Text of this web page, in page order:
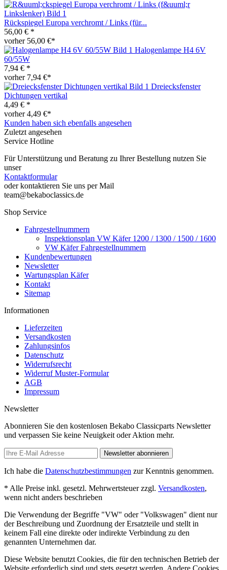
Rückspiegel Europa verchromt / Links (für...
56,00 € *
vorher 56,00 €*
Halogenlampe H4 6V
60/55W
7,94 € *
vorher 7,94 €*
Dreiecksfenster
Dichtungen vertikal
4,49 € *
vorher 4,49 €*
Kunden haben sich ebenfalls angesehen
Zuletzt angesehen
Service Hotline
Für Unterstützung und Beratung zu Ihrer Bestellung nutzen Sie
unser
Kontaktformular
oder kontaktieren Sie uns per Mail
team@bekaboclassics.de
Shop Service
Fahrgestellnummern
Inspektionsplan VW Käfer 1200 / 1300 / 1500 / 1600
VW Käfer Fahrgestellnummern
Kundenbewertungen
Newsletter
Wartungsplan Käfer
Kontakt
Sitemap
Informationen
Lieferzeiten
Versandkosten
Zahlungsinfos
Datenschutz
Widerrufsrecht
Widerruf Muster-Formular
AGB
Impressum
Newsletter
Abonnieren Sie den kostenlosen Bekabo Classicparts Newsletter
und verpassen Sie keine Neuigkeit oder Aktion mehr.
Newsletter abonnieren
Ich habe die Datenschutzbestimmungen zur Kenntnis genommen.
* Alle Preise inkl. gesetzl. Mehrwertsteuer zzgl. Versandkosten,
wenn nicht anders beschrieben
Die Verwendung der Begriffe "VW" oder "Volkswagen" dient nur
der Beschreibung und Zuordnung der Ersatzteile und stellt in
keinem Fall eine direkte oder indirekte Verbindung zu den
genannten Unternehmen dar.
Diese Website benutzt Cookies, die für den technischen Betrieb der
Website erforderlich sind und stets gesetzt werden. Andere Cookies,